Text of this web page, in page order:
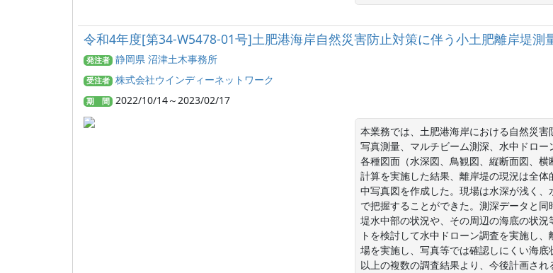
令和4年度[第34-W5478-01号]土肥港海岸自然災害防止対策に伴う小土肥離岸堤測
発注者 静岡県 沼津土木事務所
受注者 株式会社ウインディーネットワーク
期 間 2022/10/14～2023/02/17
本業務では、土肥港海岸における自然災
写真測量、マルチビーム測深、水中ドロ
各種図面（水深図、鳥観図、縦断面図、
計算を実施した結果、離岸堤の現況は全
中写真図を作成した。現場は水深が浅く
で把握することができた。測深データと
堤水中部の状況や、その周辺の海底の状
トを検討して水中ドローン調査を実施し
場を実施し、写真等では確認しにくい海
以上の複数の調査結果より、今後計画され